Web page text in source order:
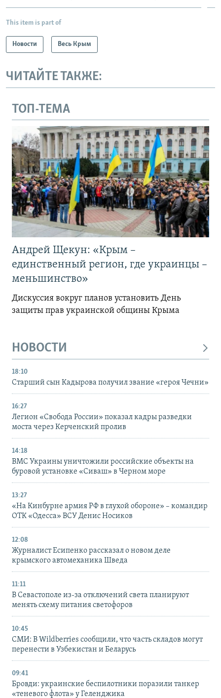
This item is part of
Новости Весь Крым
ЧИТАЙТЕ ТАКЖЕ:
ТОП-ТЕМА
Андрей Щекун: «Крым –
единственный регион, где украинцы –
меньшинство»
Дискуссия вокруг планов установить День
защиты прав украинской общины Крыма
НОВОСТИ
18:10
Старший сын Кадырова получил звание «героя Чечни»
16:27
Легион «Свобода России» показал кадры разведки
моста через Керченский пролив
14:18
ВМС Украины уничтожили российские объекты на
буровой установке «Сиваш» в Черном море
13:27
«На Кинбурне армия РФ в глухой обороне» – командир
ОТК «Одесса» ВСУ Денис Носиков
12:08
Журналист Есипенко рассказал о новом деле
крымского автомеханика Шведа
11:11
В Севастополе из-за отключений света планируют
менять схему питания светофоров
10:45
СМИ: В Wildberries сообщили, что часть складов могут
перенести в Узбекистан и Беларусь
09:41
Бровди: украинские беспилотники поразили танкер
«теневого флота» у Геленджика